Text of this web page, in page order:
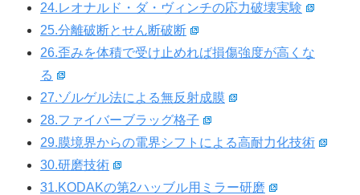
24.レオナルド・ダ・ヴィンチの応力破壊実験
25.分離破断とせん断破断
26.歪みを体積で受け止めれば損傷強度が高くな
る
27.ゾルゲル法による無反射成膜
28.ファイバーブラッグ格子
29.膜境界からの電界シフトによる高耐力化技術
30.研磨技術
31.KODAKの第2ハッブル用ミラー研磨